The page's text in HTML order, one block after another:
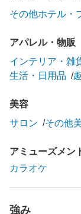
その他ホテル・
アパレル・物販
インテリア・雑
生活・日用品
美容
サロン
その他
アミューズメン
カラオケ
強み